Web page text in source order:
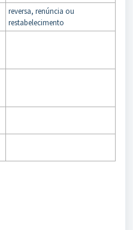
reversa, renúncia ou
restabelecimento